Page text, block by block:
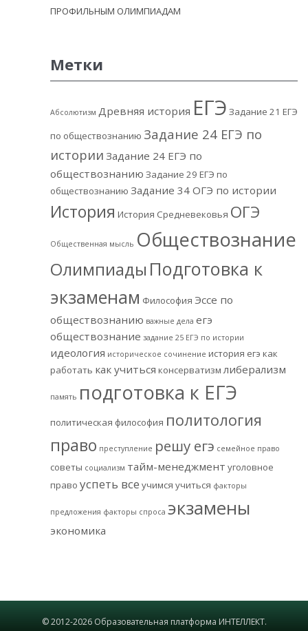
ПРОФИЛЬНЫМ ОЛИМПИАДАМ
Метки
Абсолютизм Древняя история ЕГЭ Задание 21 ЕГЭ
по обществознанию Задание 24 ЕГЭ по
истории Задание 24 ЕГЭ по
обществознанию Задание 29 ЕГЭ по
обществознанию Задание 34 ОГЭ по истории
История История Средневековья ОГЭ
Общественная мысль Обществознание
Олимпиады Подготовка к
экзаменам Философия Эссе по
обществознанию важные дела егэ
обществознание задание 25 ЕГЭ по истории
идеология историческое сочинение история егэ как
работать как учиться консерватизм либерализм
память подготовка к ЕГЭ
политическая философия политология
право преступление решу егэ семейное право
советы социализм тайм-менеджмент уголовное
право успеть все учимся учиться факторы
предложения факторы спроса экзамены
экономика
© 2012-2026 Образовательная платформа ИНТЕЛЛЕКТ.